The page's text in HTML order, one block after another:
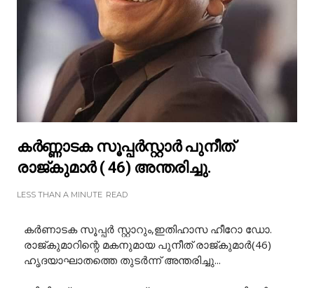
കർണ്ണാടക സൂപ്പർസ്റ്റാർ പുനീത്
രാജ്കുമാർ ( 46) അന്തരിച്ചു.
LESS THAN A MINUTE READ
കർണാടക സൂപ്പർ സ്റ്റാറും,ഇതിഹാസ ഹീറോ ഡോ.
രാജ്കുമാറിന്റെ മകനുമായ പുനീത് രാജ്കുമാർ(46)
ഹൃദയാഘാതത്തെ തുടർന്ന് അന്തരിച്ചു...